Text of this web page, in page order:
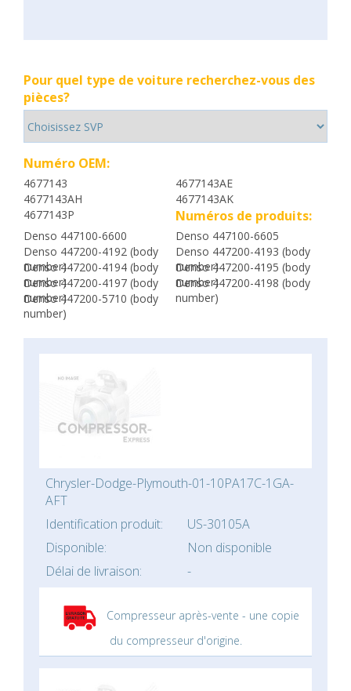
Pour quel type de voiture recherchez-vous des
pièces?
Numéro OEM:
4677143
4677143AE
4677143AH
4677143AK
4677143P
Numéros de produits:
Denso 447100-6600
Denso 447100-6605
Denso 447200-4192 (body
number)
Denso 447200-4193 (body
number)
Denso 447200-4194 (body
number)
Denso 447200-4195 (body
number)
Denso 447200-4197 (body
number)
Denso 447200-4198 (body
number)
Denso 447200-5710 (body
number)
Chrysler-Dodge-Plymouth-01-10PA17C-1GA-
AFT
Identification produit:
US-30105A
Disponible:
Non disponible
Délai de livraison:
-
Compresseur après-vente - une copie
du compresseur d'origine.